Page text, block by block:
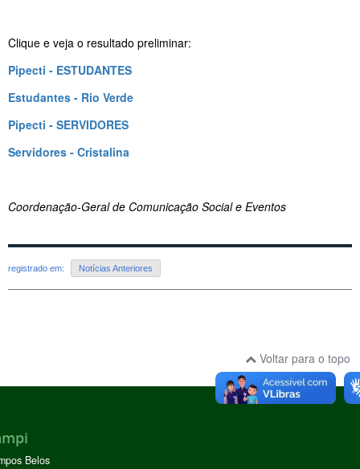
Clique e veja o resultado preliminar:
Pipecti - ESTUDANTES
Estudantes - Rio Verde
Pipecti - SERVIDORES
Servidores - Cristalina
Coordenação-Geral de Comunicação Social e Eventos
registrado em: Notícias Anteriores
Voltar para o topo
Belos